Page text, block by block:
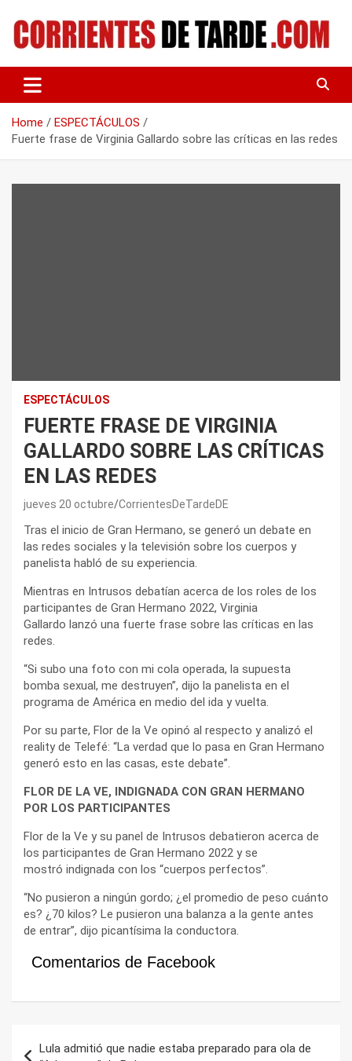
content
CORRIENTES DE TARDE
Home
ESPECTÁCULOS
Fuerte frase de Virginia Gallardo sobre las críticas en las redes
ESPECTÁCULOS
FUERTE FRASE DE VIRGINIA
GALLARDO SOBRE LAS CRÍTICAS
EN LAS REDES
jueves 20 octubre CorrientesDeTardeDE
Tras el inicio de Gran Hermano, se generó un debate en
las redes sociales y la televisión sobre los cuerpos y
panelista habló de su experiencia.
Mientras en Intrusos debatían acerca de los roles de los
participantes de Gran Hermano 2022, Virginia
Gallardo lanzó una fuerte frase sobre las críticas en las
redes.
“Si subo una foto con mi cola operada, la supuesta
bomba sexual, me destruyen”, dijo la panelista en el
programa de América en medio del ida y vuelta.
Por su parte, Flor de la Ve opinó al respecto y analizó el
reality de Telefé: “La verdad que lo pasa en Gran Hermano
generó esto en las casas, este debate”.
FLOR DE LA VE, INDIGNADA CON GRAN HERMANO
POR LOS PARTICIPANTES
Flor de la Ve y su panel de Intrusos debatieron acerca de
los participantes de Gran Hermano 2022 y se
mostró indignada con los “cuerpos perfectos”.
“No pusieron a ningún gordo; ¿el promedio de peso cuánto
es? ¿70 kilos? Le pusieron una balanza a la gente antes
de entrar”, dijo picantísima la conductora.
Comentarios de Facebook
Lula admitió que nadie estaba preparado para ola de